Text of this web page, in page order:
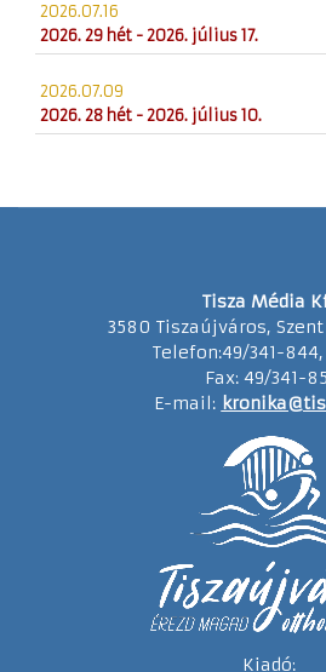
2026.07.16
2026. 29 hét - 2026. július 17.
2026.07.09
2026. 28 hét - 2026. július 10.
Tisza Média
3580 Tiszaújváros,
Telefon:49/341-844,
Fax: 49/341-
E-mail:
Kiadó: